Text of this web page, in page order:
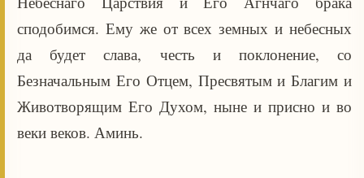
сподобимся. Ему же от всех земных и небесных
да будет слава, честь и поклонение, со
Безначальным Его Отцем, Пресвятым и Благим и
Животворящим Его Духом, ныне и присно и во
веки веков. Аминь.